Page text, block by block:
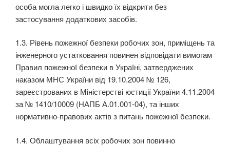
особа могла легко і швидко їх відкрити без
застосування додаткових засобів.
1.3. Рівень пожежної безпеки робочих зон, приміщень та
інженерного устатковання повинен відповідати вимогам
Правил пожежної безпеки в Україні, затверджених
наказом МНС України від 19.10.2004 № 126,
зареєстрованих в Міністерстві юстиції України 4.11.2004
за № 1410/10009 (НАПБ А.01.001-04), та інших
нормативно-правових актів з питань пожежної безпеки.
1.4. Облаштування всіх робочих зон повинно